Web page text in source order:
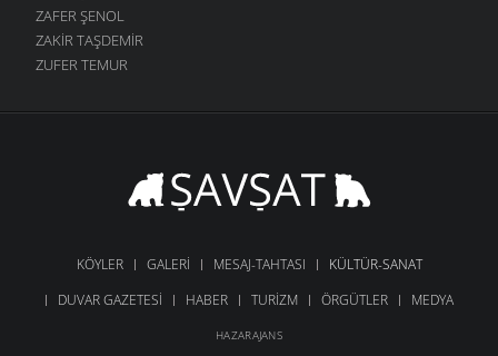
ZAFER ŞENOL
ZAKIR TAŞDEMIR
ZUFER TEMUR
KÖYLER GALERI MESAJ-TAHTASI
KÜLTÜR-SANAT
DUVAR GAZETESI
HABER TURIZM ÖRGÜTLER MEDYA
HAZARAJANS